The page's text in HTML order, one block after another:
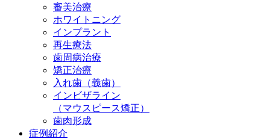
審美治療
ホワイトニング
インプラント
再生療法
歯周病治療
矯正治療
入れ歯（義歯）
インビザライン
（マウスピース矯正）
歯肉形成
症例紹介